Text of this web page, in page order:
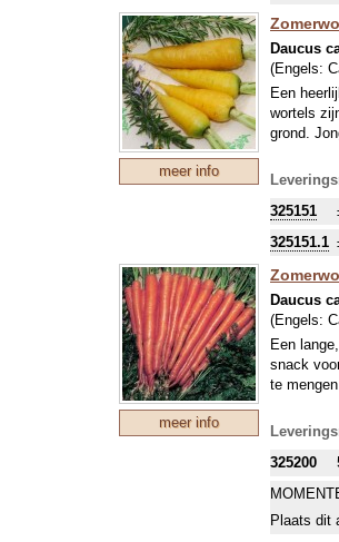
meer info
Daucus
(Engels:
Een
wortels
grond.
325151
325151.1
meer info
Daucus
(Engels:
Een
snack
te
325200
Plaats dit